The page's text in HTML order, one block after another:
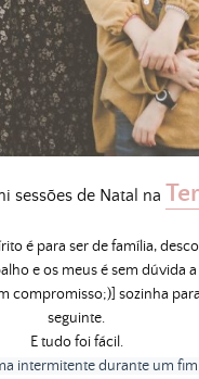
sessões de Natal na
é para ser de família,
e os meus é sem dúvida
compromisso;)] sozinha
seguinte.
E tudo foi fácil.
intermitente durante um